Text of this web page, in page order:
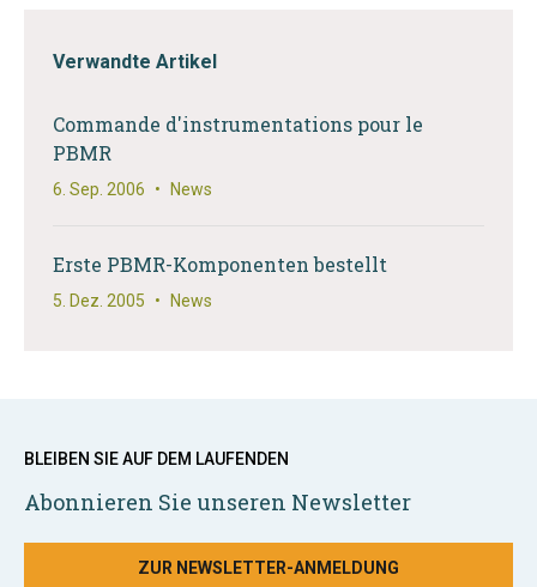
Verwandte Artikel
Commande d'instrumentations pour le
PBMR
6. Sep. 2006 • News
Erste PBMR-Komponenten bestellt
5. Dez. 2005 • News
BLEIBEN SIE AUF DEM LAUFENDEN
Abonnieren Sie unseren Newsletter
ZUR NEWSLETTER-ANMELDUNG